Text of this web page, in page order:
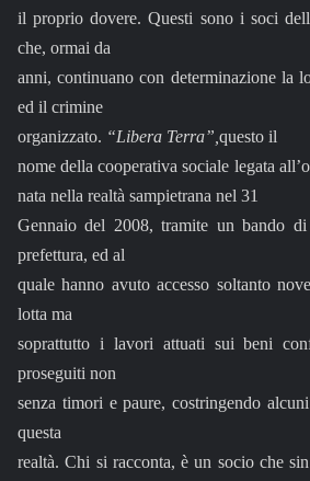
il proprio dovere. Questi sono i soci
che, ormai da
anni, continuano con determinazione la
ed il crimine
organizzato. “Libera Terra”, questo il
nome della cooperativa sociale legata
nata nella realtà sampietrana nel 31
Gennaio del 2008, tramite un bando
prefettura, ed al
quale hanno avuto accesso soltanto
lotta ma
soprattutto i lavori attuati sui beni
proseguiti non
senza timori e paure, costringendo
questa
realtà. Chi si racconta, è un socio che